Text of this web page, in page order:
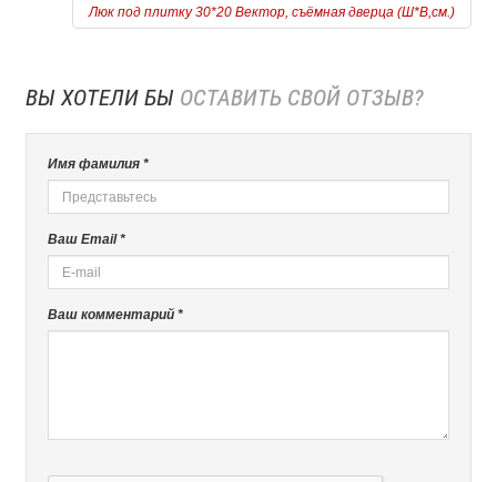
Люк под плитку 30*20 Вектор, съёмная дверца (Ш*В,см.)
ВЫ ХОТЕЛИ БЫ ОСТАВИТЬ СВОЙ ОТЗЫВ?
Имя фамилия *
Ваш Email *
Ваш комментарий *